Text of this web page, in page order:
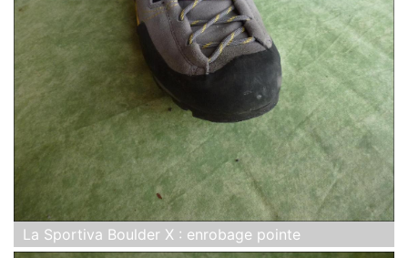
La Sportiva Boulder X : enrobage pointe